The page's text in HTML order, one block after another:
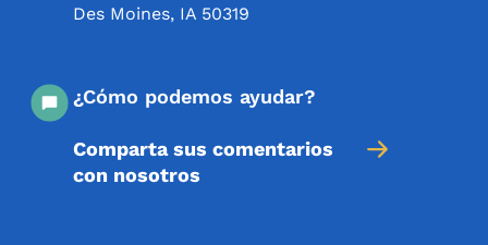
Des Moines, IA 50319
¿Cómo podemos ayudar?
Comparta sus comentarios
con nosotros